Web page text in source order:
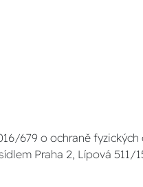
679 o ochraně
Praha 2, Lípová 511/